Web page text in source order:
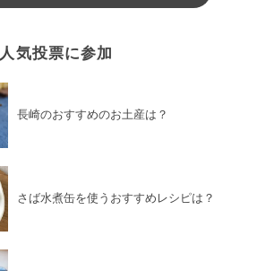
人気投票に参加
長崎のおすすめのお土産は？
さば水煮缶を使うおすすめレシピは？